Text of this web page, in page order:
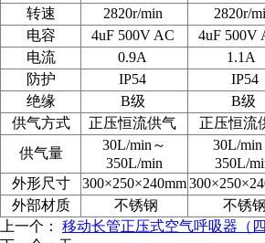
转速
2820r/min 2820r/
电容
4uF 500V AC 4uF 500V
电流
0.9A 1.1A
防护
IP54 IP54
绝缘
B级 B级
供气方式
正压恒流供气 正压恒流
供气量
30L/min～
350L/min
30L/min
350L/
外形尺寸
300×250×240mm300×250
外部材质
不锈钢 不锈钢
上一个： 移动长管正压式空气呼吸器（